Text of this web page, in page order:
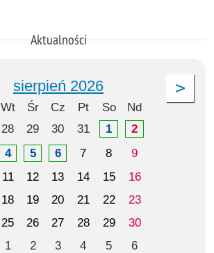
Aktualności
sierpień 2026
Wt Śr Cz Pt So
Nd
28 29 30 31 1
2
4 5 6 7 8
9
11 12 13 14 15
16
18 19 20 21 22
23
25 26 27 28 29
30
1 2 3 4 5 6